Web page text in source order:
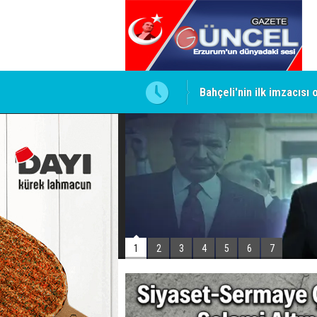
Bahçeli'nin ilk
Siyaset-Sermaye
1 2 3 4 5 6 7